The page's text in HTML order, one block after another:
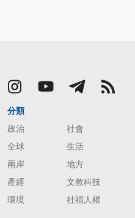
分類
政治
社會
全球
生活
兩岸
地方
產經
文教科技
環境
社福人權